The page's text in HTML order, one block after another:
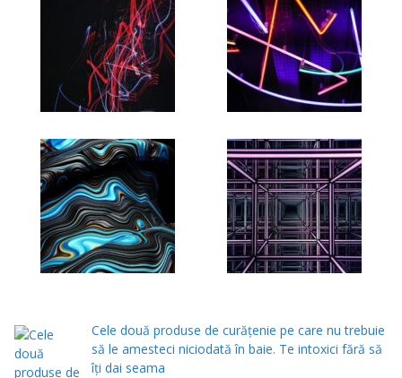
Cele două produse de curăţenie pe care nu trebuie
să le amesteci niciodată în baie. Te intoxici fără să
îţi dai seama